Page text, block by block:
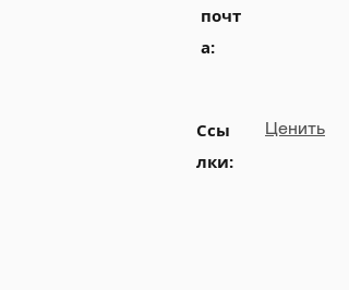
почт
а:
Ссы
лки:
Ценить